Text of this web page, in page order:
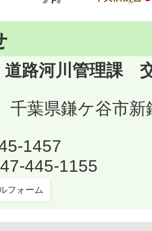
路河川管理課
葉県鎌ケ谷市
1457
445-1155
フォーム